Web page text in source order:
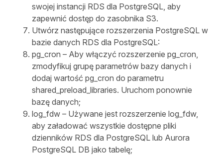
swojej instancji RDS dla PostgreSQL, aby
zapewnić dostęp do zasobnika S3.
Utwórz następujące rozszerzenia PostgreSQL w
bazie danych RDS dla PostgreSQL:
pg_cron – Aby włączyć rozszerzenie pg_cron,
zmodyfikuj grupę parametrów bazy danych i
dodaj wartość pg_cron do parametru
shared_preload_libraries. Uruchom ponownie
bazę danych;
log_fdw – Używane jest rozszerzenie log_fdw,
aby załadować wszystkie dostępne pliki
dzienników RDS dla PostgreSQL lub Aurora
PostgreSQL DB jako tabelę;